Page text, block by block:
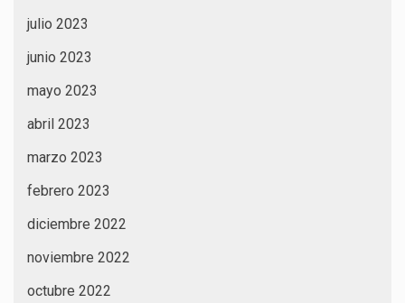
julio 2023
junio 2023
mayo 2023
abril 2023
marzo 2023
febrero 2023
diciembre 2022
noviembre 2022
octubre 2022